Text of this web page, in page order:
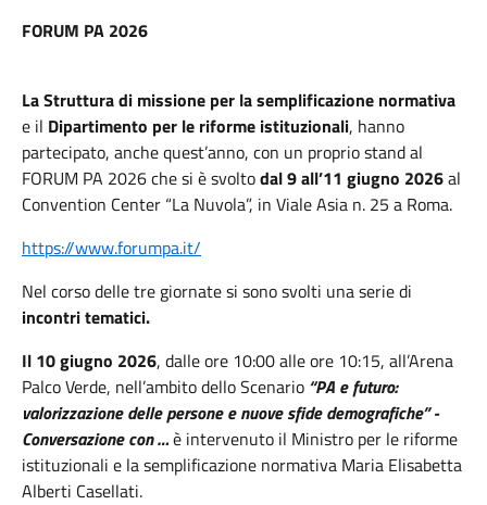
FORUM PA 2026
La Struttura di missione per la semplificazione normativa
e il Dipartimento per le riforme istituzionali, hanno
partecipato, anche quest’anno, con un proprio stand al
FORUM PA 2026 che si è svoltodal 9 all’11 giugno 2026al
Convention Center “La Nuvola”, in Viale Asia n. 25 a Roma.
https://www.forumpa.it/
Nel corso delle tre giornate si sono svolti una serie di
incontri tematici.
Il 10 giugno 2026, dalle ore 10:00 alle ore 10:15, all’Arena
Palco Verde, nell’ambito dello Scenario “PA e futuro:
valorizzazione delle persone e nuove sfide demografiche” -
Conversazione con …è intervenuto il Ministro per le riforme
istituzionali e la semplificazione normativa Maria Elisabetta
Alberti Casellati.